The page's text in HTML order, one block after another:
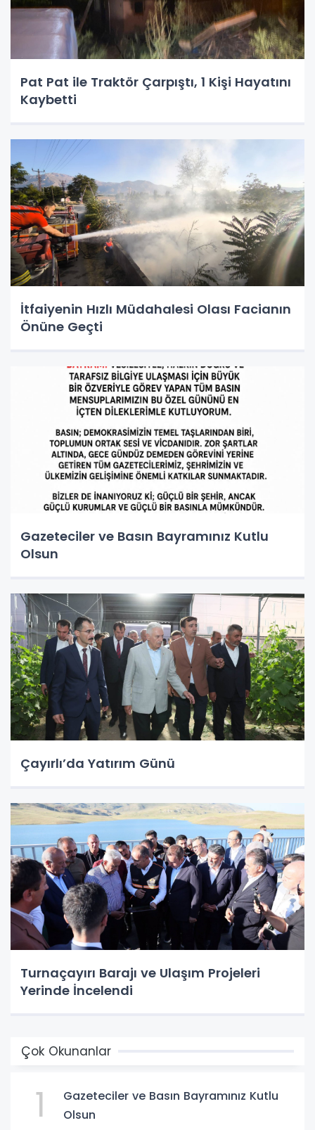
Pat Pat ile Traktör Çarpıştı, 1 Kişi Hayatını
Kaybetti
İtfaiyenin Hızlı Müdahalesi Olası Facianın
Önüne Geçti
Gazeteciler ve Basın Bayramınız Kutlu
Olsun
Çayırlı’da Yatırım Günü
Turnaçayırı Barajı ve Ulaşım Projeleri
Yerinde İncelendi
Çok Okunanlar
1
Gazeteciler ve Basın Bayramınız Kutlu
Olsun